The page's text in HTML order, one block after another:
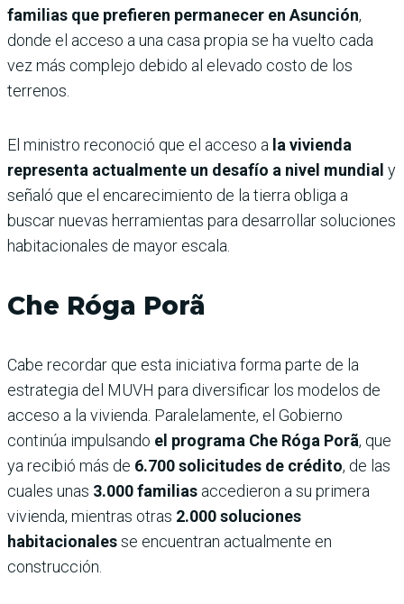
familias que prefieren permanecer en Asunción,
donde el acceso a una casa propia se ha vuelto cada
vez más complejo debido al elevado costo de los
terrenos.
El ministro reconoció que el acceso a la vivienda
representa actualmente un desafío a nivel mundial y
señaló que el encarecimiento de la tierra obliga a
buscar nuevas herramientas para desarrollar soluciones
habitacionales de mayor escala.
Che Róga Porã
Cabe recordar que esta iniciativa forma parte de la
estrategia del MUVH para diversificar los modelos de
acceso a la vivienda. Paralelamente, el Gobierno
continúa impulsando el programa Che Róga Porã, que
ya recibió más de 6.700 solicitudes de crédito, de las
cuales unas 3.000 familias accedieron a su primera
vivienda, mientras otras 2.000 soluciones
habitacionalesse encuentran actualmente en
construcción.